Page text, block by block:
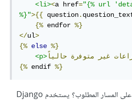
<li><a href="{% url
%}">{{ question.
{% endfor %}
</ul>
{% else %}
<p> غير متوفرة
{% endif %}
ولكن كيف يتعرّف Django على المسار المطلوب؟ يستخدم Django